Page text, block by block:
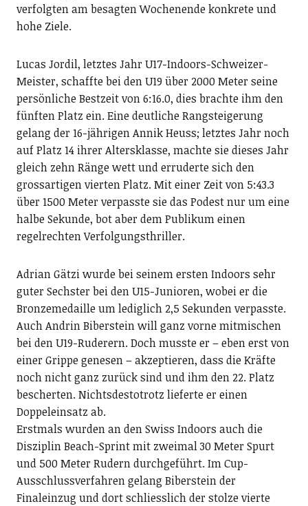
verfolgten am besagten Wochenende konkrete und
hohe Ziele.
Lucas Jordil, letztes Jahr U17-Indoors-Schweizer-
Meister, schaffte bei den U19 über 2000 Meter seine
persönliche Bestzeit von 6:16.0, dies brachte ihm den
fünften Platz ein. Eine deutliche Rangsteigerung
gelang der 16-jährigen Annik Heuss; letztes Jahr noch
auf Platz 14 ihrer Altersklasse, machte sie dieses Jahr
gleich zehn Ränge wett und erruderte sich den
grossartigen vierten Platz. Mit einer Zeit von 5:43.3
über 1500 Meter verpasste sie das Podest nur um eine
halbe Sekunde, bot aber dem Publikum einen
regelrechten Verfolgungsthriller.
Adrian Gätzi wurde bei seinem ersten Indoors sehr
guter Sechster bei den U15-Junioren, wobei er die
Bronzemedaille um lediglich 2,5 Sekunden verpasste.
Auch Andrin Biberstein will ganz vorne mitmischen
bei den U19-Ruderern. Doch musste er – eben erst von
einer Grippe genesen – akzeptieren, dass die Kräfte
noch nicht ganz zurück sind und ihm den 22. Platz
bescherten. Nichtsdestotrotz lieferte er einen
Doppeleinsatz ab.
Erstmals wurden an den Swiss Indoors auch die
Disziplin Beach-Sprint mit zweimal 30 Meter Spurt
und 500 Meter Rudern durchgeführt. Im Cup-
Ausschlussverfahren gelang Biberstein der
Finaleinzug und dort schliesslich der stolze vierte